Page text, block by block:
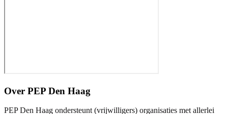
Over PEP Den Haag
PEP Den Haag ondersteunt (vrijwilligers) organisaties met allerlei